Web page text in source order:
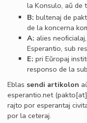
la Konsulo, aŭ de
B: bultenaj de
de la koncerna
A: alies
Esperantio, sub
E: pri Eŭropaj
responso de la
Eblas sendi artikolon
esperantio.net
rajto por esperantaj
por la ceteraj.